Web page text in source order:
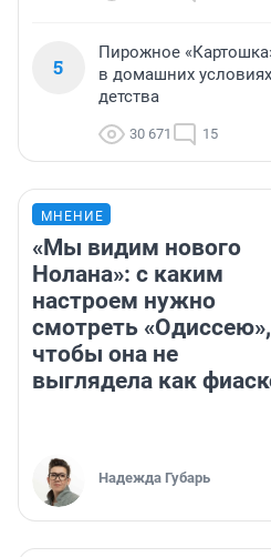
5
Пирожное
в домашних
детства
30 671 15
МНЕНИЕ
«Мы видим нового
Нолана»: с каким
настроем нужно
смотреть «Одиссею»,
чтобы она не
выглядела как
Надежда Губарь